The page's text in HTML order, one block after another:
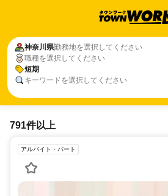
神奈川県勤務地を選択してください
職種を選択してください
短期
キーワードを選択してください
791件以上
アルバイト・パート